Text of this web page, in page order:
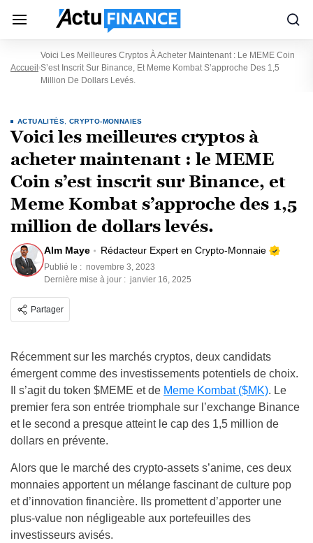
Accueil
Voici Les Meilleures Cryptos À Acheter Maintenant : Le MEME Coin
S’est Inscrit Sur Binance, Et Meme Kombat S’approche Des 1,5
Million De Dollars Levés.
ACTUALITÉS CRYPTO-MONNAIES
Voici les meilleures cryptos à
acheter maintenant : le MEME
Coin s’est inscrit sur Binance, et
Meme Kombat s’approche des 1,5
million de dollars levés.
Alm Maye Rédacteur Expert en Crypto-Monnaie
Publié le : novembre 3, 2023
Dernière mise à jour : janvier 16, 2025
Partager
Récemment sur les marchés cryptos, deux candidats
émergent comme des investissements potentiels de choix.
Il s’agit du token $MEME et de Meme Kombat ($MK). Le
premier fera son entrée triomphale sur l’exchange Binance
et le second a presque atteint le cap des 1,5 million de
dollars en prévente.
Alors que le marché des crypto-assets s’anime, ces deux
monnaies apportent un mélange fascinant de culture pop
et d’innovation financière. Ils promettent d’apporter une
plus-value non négligeable aux portefeuilles des
investisseurs avisés.